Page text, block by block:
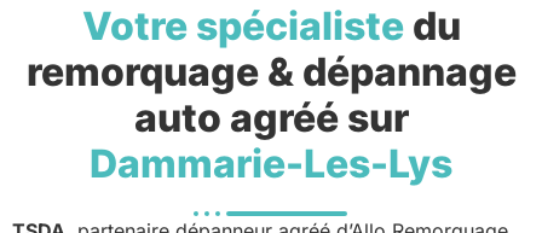
Votre spécialistedu
remorquage & dépannage
auto agréé sur
Dammarie-Les-Lys